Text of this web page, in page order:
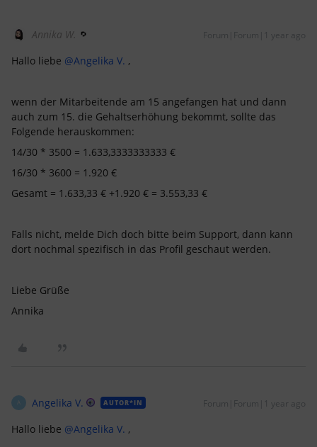
Annika W. Forum|Forum|1 year ago
Hallo liebe @Angelika V. ,
wenn der Mitarbeitende am 15 angefangen hat und dann
auch zum 15. die Gehaltserhöhung bekommt, sollte das
Folgende herauskommen:
14/30 * 3500 = 1.633,3333333333 €
16/30 * 3600 = 1.920 €
Gesamt = 1.633,33 € +1.920 € = 3.553,33 €
Falls nicht, melde Dich doch bitte beim Support, dann kann
dort nochmal spezifisch in das Profil geschaut werden.
Liebe Grüße
Annika
A Angelika V. AUTOR*IN Forum|Forum|1 year ago
Hallo liebe @Angelika V. ,